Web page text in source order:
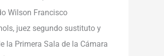
Wilson Francisco
juez segundo sustituto y
la Primera Sala de la Cámara